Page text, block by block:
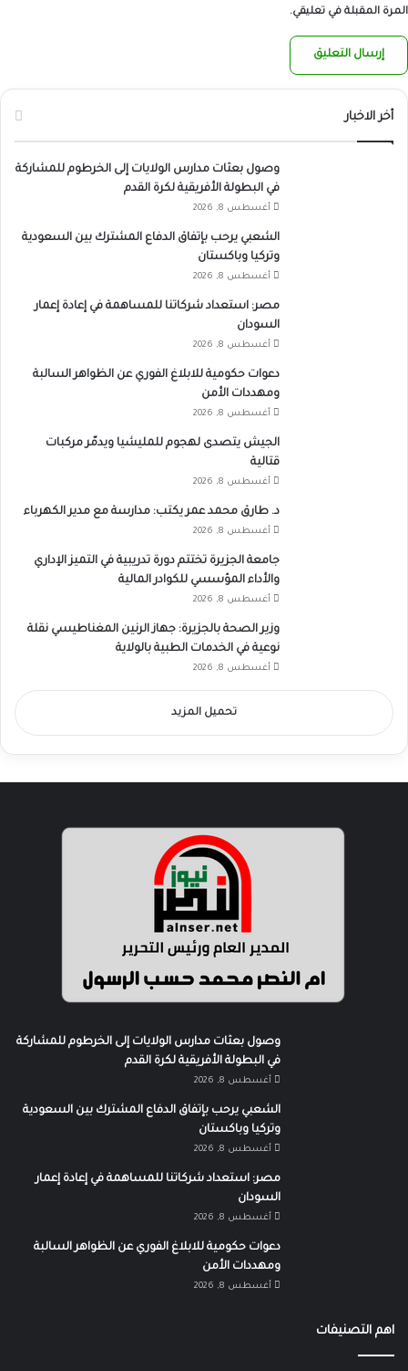
المرة المقبلة في تعليقي.
أخر الاخبار
وصول بعثات مدارس الولايات إلى الخرطوم للمشاركة
في البطولة الأفريقية لكرة القدم
أغسطس 8, 2026
الشعبي يرحب بإتفاق الدفاع المشترك بين السعودية
وتركيا وباكستان
أغسطس 8, 2026
مصر: استعداد شركاتنا للمساهمة في إعادة إعمار
السودان
أغسطس 8, 2026
دعوات حكومية للابلاغ الفوري عن الظواهر السالبة
ومهددات الأمن
أغسطس 8, 2026
الجيش يتصدى لهجوم للمليشيا ويدمّر مركبات
قتالية
أغسطس 8, 2026
د. طارق محمد عمر يكتب: مدارسة مع مدير الكهرباء
أغسطس 8, 2026
جامعة الجزيرة تختتم دورة تدريبية في التميز الإداري
والأداء المؤسسي للكوادر المالية
أغسطس 8, 2026
وزير الصحة بالجزيرة: جهاز الرنين المغناطيسي نقلة
نوعية في الخدمات الطبية بالولاية
أغسطس 8, 2026
تحميل المزيد
وصول بعثات مدارس الولايات إلى الخرطوم للمشاركة
في البطولة الأفريقية لكرة القدم
أغسطس 8, 2026
الشعبي يرحب بإتفاق الدفاع المشترك بين السعودية
وتركيا وباكستان
أغسطس 8, 2026
مصر: استعداد شركاتنا للمساهمة في إعادة إعمار
السودان
أغسطس 8, 2026
دعوات حكومية للابلاغ الفوري عن الظواهر السالبة
ومهددات الأمن
أغسطس 8, 2026
اهم التصنيفات